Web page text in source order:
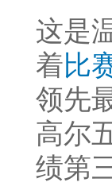
这是
着比
领先
高尔
绩第